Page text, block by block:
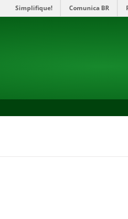
Simplifique! Comunica BR